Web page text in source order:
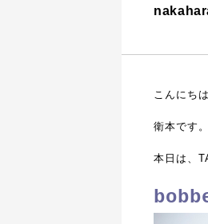
こんにちは
衛本です。
本日は、